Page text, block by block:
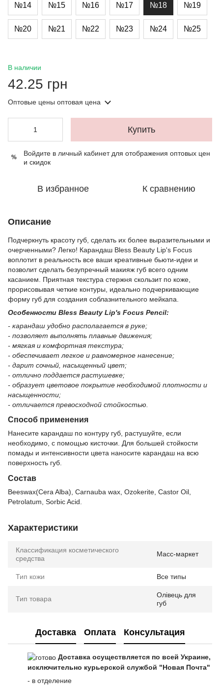
№14 №15 №16 №17 №18 №19
№20 №21 №22 №23 №24 №25
В наличии
42.25 грн
Оптовые цены оптовая цена
Купить
%
Войдите в личный кабинетдля отображения оптовых цен
и скидок
В избранное К сравнению
Описание
Подчеркнуть красоту губ, сделать их более выразительными и
очерченными? Легко! Карандаш Bless Beauty Lip's Focus
воплотит в реальность все ваши креативные бьюти-идеи и
позволит сделать безупречный макияж губ всего одним
касанием. Приятная текстура стержня скользит по коже,
прорисовывая четкие контуры, идеально подчеркивающие
форму губ для создания соблазнительного мейкапа.
Особенности Bless Beauty Lip's Focus Pencil:
- карандаш удобно располагается в руке;
- позволяет выполнять плавные движения;
- мягкая и комфортная текстура;
- обеспечивает легкое и равномерное нанесение;
- дарит сочный, насыщенный цвет;
- отлично поддается растушевке;
- образует цветовое покрытие необходимой плотности и
насыщенности;
- отличается превосходной стойкостью.
Способ применения
Нанесите карандаш по контуру губ, растушуйте, если
необходимо, с помощью кисточки. Для большей стойкости
помады и интенсивности цвета наносите карандаш на всю
поверхность губ.
Состав
Beeswax(Cera Alba), Carnauba wax, Ozokerite, Castor Oil,
Petrolatum, Sorbic Acid.
Характеристики
Классификация косметического
средства
Масс-маркет
Тип кожи Все типы
Тип товара
Олівець для
губ
Доставка Оплата Консультация
Доставка осуществляется по всей Украине,
исключительно курьерской службой "Новая Почта"
- в отделение